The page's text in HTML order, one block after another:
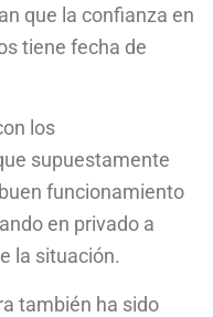
que la confianza en
tiene fecha de
los
supuestamente
funcionamiento
en privado a
la situación.
también ha sido